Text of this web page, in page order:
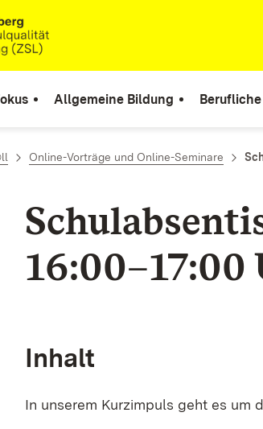
Allgemeine Bildung
Online-Vorträge und Online-Seminare
16:00–17:00
Inhalt
In unserem Kurzimpuls geht es um